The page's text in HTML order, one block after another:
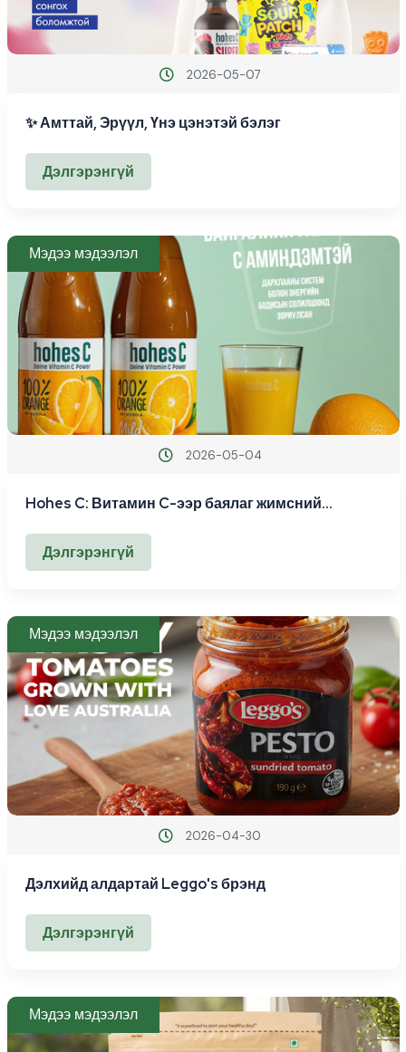
2026-05-07
✨ Амттай, Эрүүл, Үнэ цэнэтэй бэлэг
Дэлгэрэнгүй
Мэдээ мэдээлэл
2026-05-04
Hohes C: Витамин C-ээр баялаг жимсний
Дэлгэрэнгүй
Мэдээ мэдээлэл
2026-04-30
Дэлхийд алдартай Leggo's брэнд
Дэлгэрэнгүй
Мэдээ мэдээлэл